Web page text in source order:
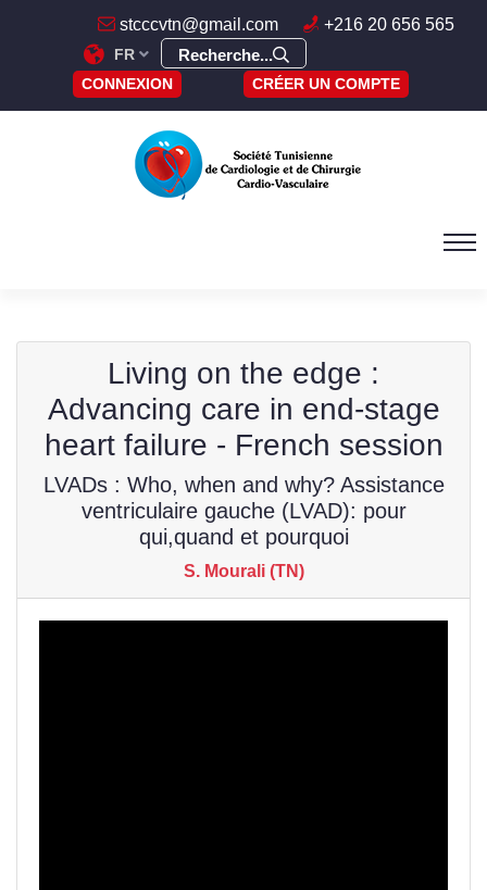
stcccvtn@gmail.com +216 20 656 565
FR Recherche...
CONNEXION CRÉER UN COMPTE
Living on the edge :
Advancing care in end-stage
heart failure - French session
LVADs : Who, when and why? Assistance
ventriculaire gauche (LVAD): pour
qui,quand et pourquoi
S. Mourali (TN)